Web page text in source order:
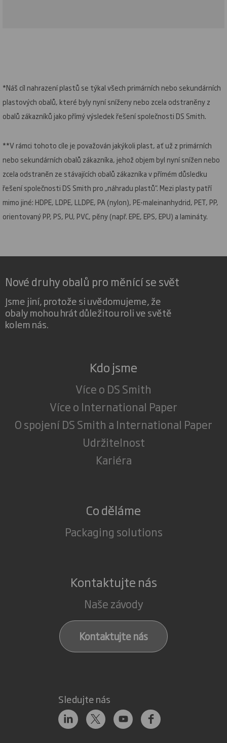
*Náš cíl nahrazení plastů se týkal všech primárních nebo sekundárních
plastových obalů, které byly nyní sníženy nebo zcela odstraněny z
obalů zákazníků jako přímý výsledek řešení společnosti DS Smith.
**V rámci tohoto cíle je považován jakýkoli plast, ať už z primárních
nebo sekundárních obalů zákazníka, jehož objem byl nyní snížen nebo
zcela odstraněn ze stávajících obalů zákazníka v přímém důsledku
řešení společnosti DS Smith pro „náhradu plastů“. Mezi plasty patří
mimo jiné: HDPE, LDPE, LLDPE, PA (nylon), PE-maleinanhydrid, PET, PP,
orientovaný PP, PS, PU, PVC, pěny (např. EPE, EPS, EPU) a lamináty.
Nové druhy obalů pro měnící se svět
Jsme jiní, protože si uvědomujeme, že
obaly mohou hrát důležitou roli ve světě
kolem nás.
Kdo jsme
Více o DS Smith
Více o International Paper
O spojení DS Smith a International Paper
Udržitelnost
Kariéra
Co děláme
Packaging solutions
Kontaktujte nás
Naše závody
Kontaktujte nás
Sledujte nás